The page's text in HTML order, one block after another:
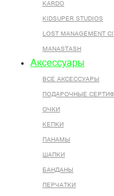
KARDO
KIDSUPER STUDIOS
LOST MANAGEMENT
MANASTASH
Аксессуары
ВСЕ AКСЕССУАРЫ
ПОДАРОЧНЫЕ
ОЧКИ
КЕПКИ
ПАНАМЫ
ШАПКИ
БАНДАНЫ
ПЕРЧАТКИ